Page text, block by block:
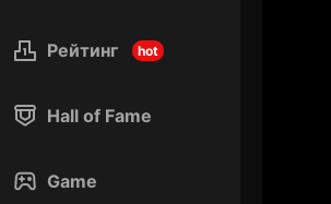
Рейтинг hot
Hall of Fame
Game